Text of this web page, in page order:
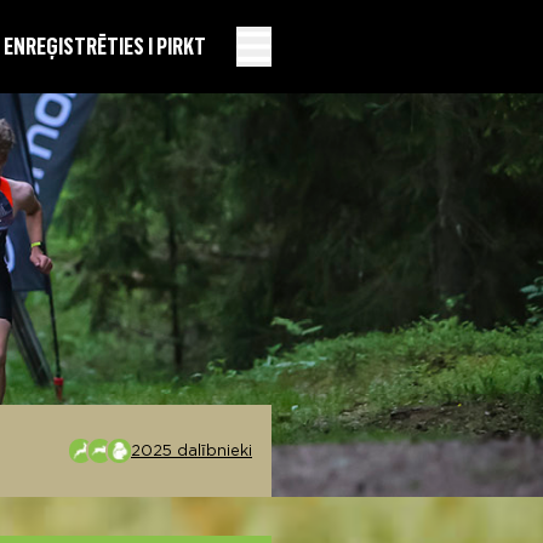
ENREĢISTRĒTIES I PIRKT
2025 dalībnieki